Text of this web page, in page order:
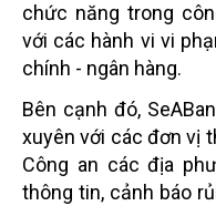
chức năng trong
với các hành vi vi
chính - ngân hàng.
Bên cạnh đó,
xuyên với các đơn vị
Công an các địa
thông tin, cảnh báo